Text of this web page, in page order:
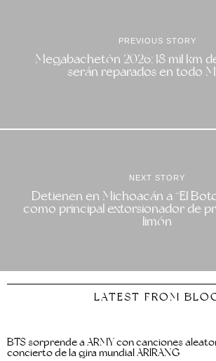
PREVIOUS STORY
Megabachetón 2026: 18 mil km
serán reparados en todo
NEXT STORY
Detienen en Michoacán a “El
como principal extorsionador de
limón
LATEST FROM
BTS sorprende a ARMY con canciones
concierto de la gira mundial ARIRANG